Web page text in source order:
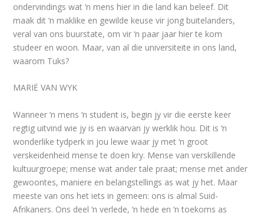
ondervindings wat ‘n mens hier in die land kan beleef. Dit
maak dit ‘n maklike en gewilde keuse vir jong buitelanders,
veral van ons buurstate, om vir ‘n paar jaar hier te kom
studeer en woon. Maar, van al die universiteite in ons land,
waarom Tuks?
MARIĖ VAN WYK
Wanneer ‘n mens ‘n student is, begin jy vir die eerste keer
regtig uitvind wie jy is en waarvan jy werklik hou. Dit is ‘n
wonderlike tydperk in jou lewe waar jy met ‘n groot
verskeidenheid mense te doen kry. Mense van verskillende
kultuurgroepe; mense wat ander tale praat; mense met ander
gewoontes, maniere en belangstellings as wat jy het. Maar
meeste van ons het iets in gemeen: ons is almal Suid-
Afrikaners. Ons deel ‘n verlede, ‘n hede en ‘n toekoms as